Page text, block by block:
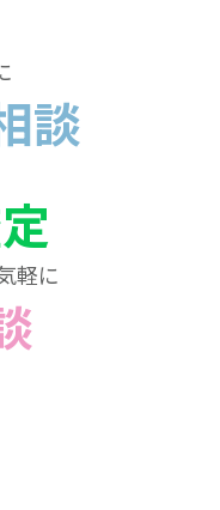
談
軽に